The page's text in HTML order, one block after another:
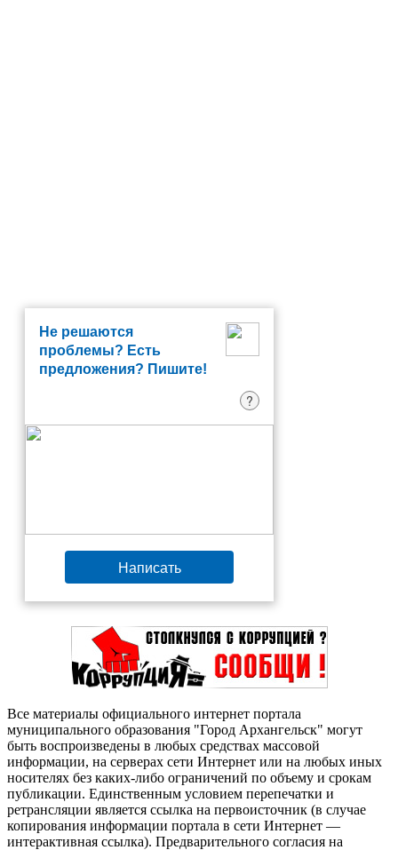
Не решаются
проблемы? Есть
предложения? Пишите!
?
Написать
Все материалы официального интернет портала
муниципального образования "Город Архангельск" могут
быть воспроизведены в любых средствах массовой
информации, на серверах сети Интернет или на любых иных
носителях без каких-либо ограничений по объему и срокам
публикации. Единственным условием перепечатки и
ретрансляции является ссылка на первоисточник (в случае
копирования информации портала в сети Интернет —
интерактивная ссылка). Предварительного согласия на